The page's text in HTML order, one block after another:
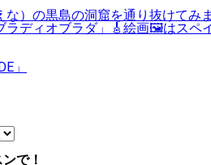
な）の黒島の洞窟を通り抜けてみ
ラディオブラダ」🎸絵画🖼はスペ
」